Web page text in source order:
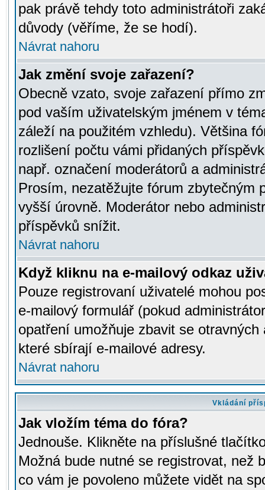
pak právě tehdy toto administrátoři
důvody (věříme, že se hodí).
Návrat nahoru
Jak změní svoje zařazení?
Obecně vzato, svoje zařazení přímo
pod vaším uživatelským jménem v
záleží na použitém vzhledu). Většina
rozlišení počtu vámi přidaných
např. označení moderátorů a
Prosím, nezatěžujte fórum zbytečným
vyšší úrovně. Moderátor nebo
příspěvků snížit.
Návrat nahoru
Když kliknu na e-mailový odkaz
Pouze registrovaní uživatelé mohou
e-mailový formulář (pokud
opatření umožňuje zbavit se
které sbírají e-mailové adresy.
Návrat nahoru
Vkládání
Jak vložím téma do fóra?
Jednouše. Klikněte na příslušné
Možná bude nutné se registrovat, než
co vám je povoleno můžete vidět na